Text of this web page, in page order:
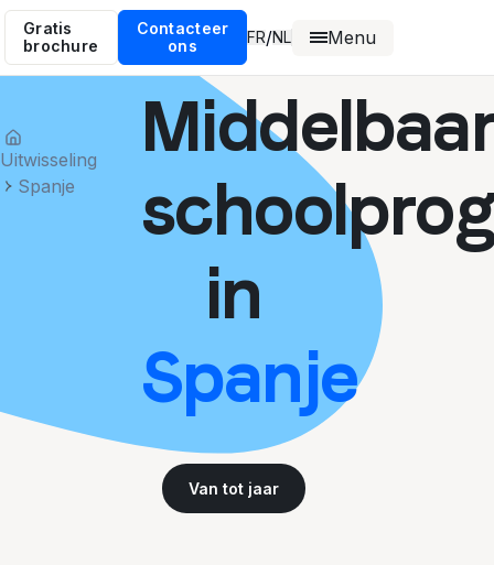
Gratis
brochure
Contacteer
ons
FR/NL Menu
Uitwisseling
Spanje
in
Spanje
Van tot jaar